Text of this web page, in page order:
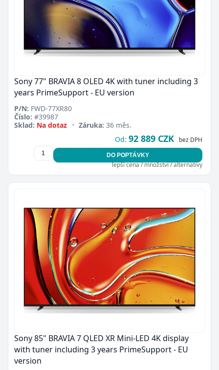
Sony 77" BRAVIA 8 OLED 4K with tuner including 3
years PrimeSupport - EU version
P/N: FWD-77XR80
Číslo: #39987
Sklad: Na dotaz • Záruka: 36 měs.
Od: 92 889 CZK bez DPH
DO POPTÁVKY
lepší cena / množství / alternativy
Sony 85" BRAVIA 7 QLED XR Mini-LED 4K display
with tuner including 3 years PrimeSupport - EU
version